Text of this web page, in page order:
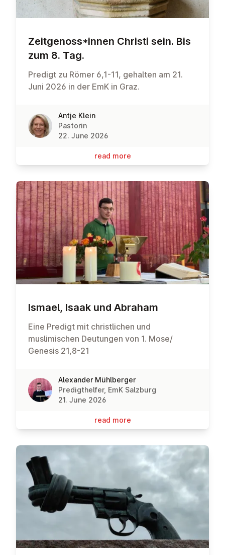
Zeit­gen­oss*innen Christi sein. Bis
zum 8. Tag.
Predigt zu Römer 6,1-11, gehalten am 21.
Juni 2026 in der EmK in Graz.
Antje Klein
Pastorin
22. June 2026
read more
Ismael, Isaak und Abraham
Eine Predigt mit christlichen und
muslimischen Deutungen von 1. Mose/
Genesis 21,8-21
Alexander Mühlberger
Predigthelfer, EmK Salzburg
21. June 2026
read more